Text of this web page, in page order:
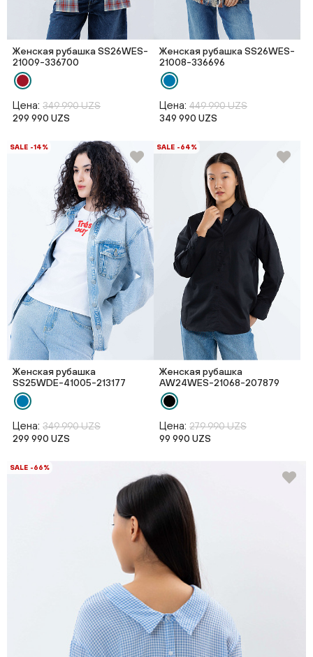
Женская рубашка SS26WES-
21009-336700
Цена: 349 990 UZS
299 990 UZS
Женская рубашка SS26WES-
21008-336696
Цена: 449 990 UZS
349 990 UZS
SALE -14%
Женская рубашка
SS25WDE-41005-213177
Цена: 349 990 UZS
299 990 UZS
SALE -64%
Женская рубашка
AW24WES-21068-207879
Цена: 279 990 UZS
99 990 UZS
SALE -66%